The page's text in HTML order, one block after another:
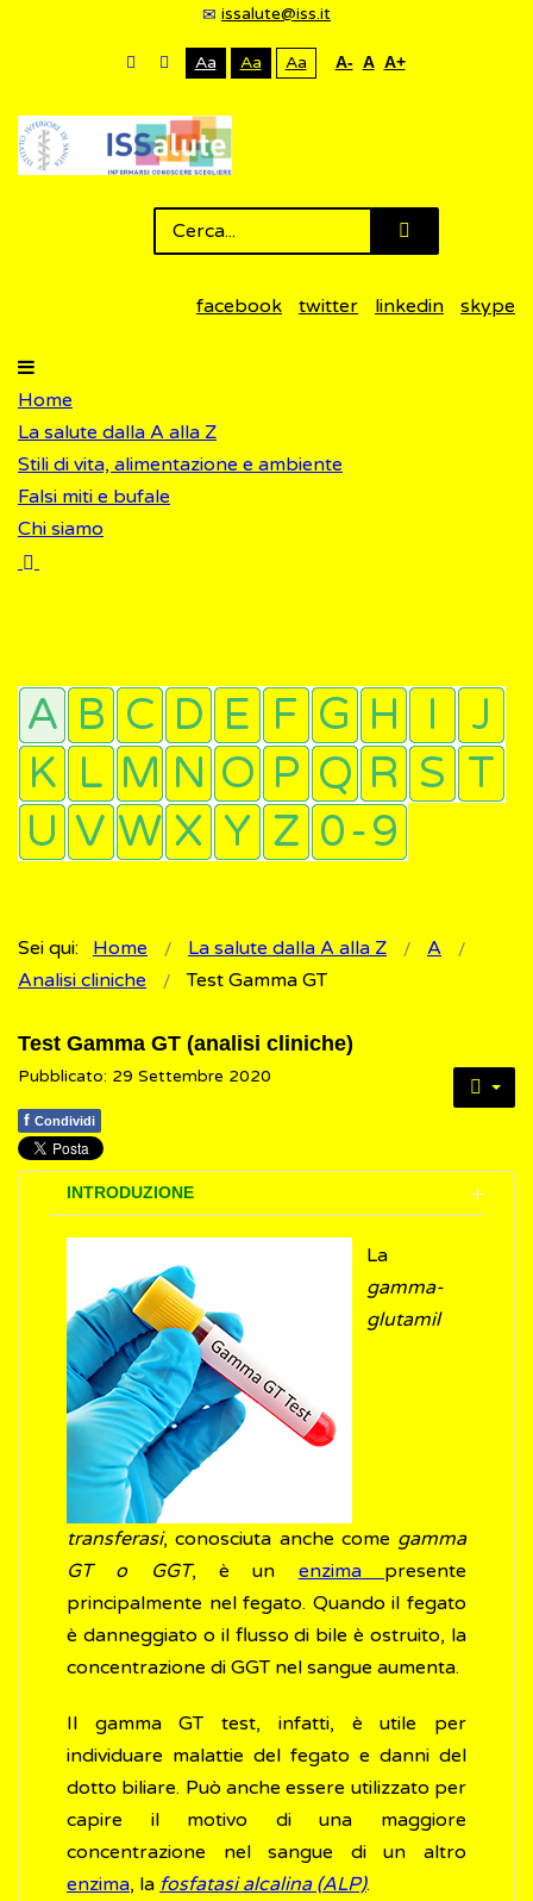
issalute@iss.it
Aa Aa Aa A- A A+
facebook twitter linkedin skype
Home
La salute dalla A alla Z
Stili di vita, alimentazione e ambiente
Falsi miti e bufale
Chi siamo
Sei qui: Home La salute dalla A alla Z
A
Analisi cliniche
Test Gamma GT
Test Gamma GT (analisi cliniche)
Pubblicato: 29 Settembre 2020
f Condividi
INTRODUZIONE
La
gamma-
glutamil
transferasi, conosciuta anche come gamma
GT o GGT, è un enzima presente
principalmente nel fegato. Quando il fegato
è danneggiato o il flusso di bile è ostruito, la
concentrazione di GGT nel sangue aumenta.
Il gamma GT test, infatti, è utile per
individuare malattie del fegato e danni del
dotto biliare. Può anche essere utilizzato per
capire il motivo di una maggiore
concentrazione nel sangue di un altro
enzima, la fosfatasi alcalina (ALP).